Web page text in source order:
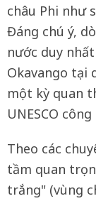
châu Phi như
Đáng chú ý,
nước duy
Okavango tại
một kỳ quan
UNESCO
Theo các
tầm quan
trắng" (vùng